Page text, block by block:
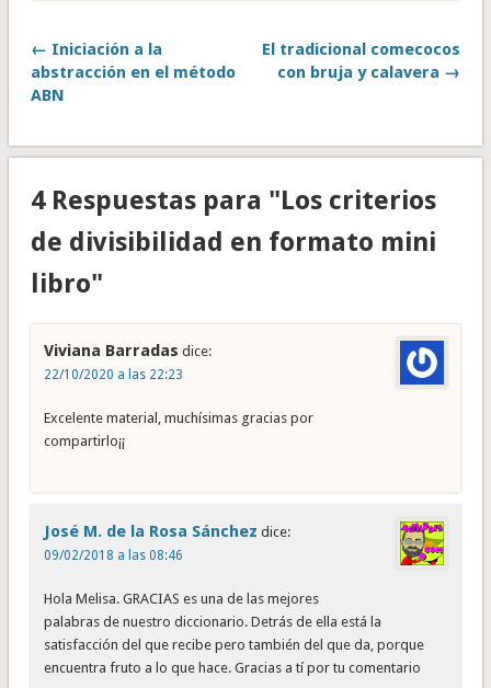
← Iniciación a la
abstracción en el método
ABN
El tradicional comecocos
con bruja y calavera →
4 Respuestas para "Los criterios
de divisibilidad en formato mini
libro"
Viviana Barradas dice:
22/10/2020 a las 22:23
Excelente material, muchísimas gracias por
compartirlo¡¡
José M. de la Rosa Sánchez dice:
09/02/2018 a las 08:46
Hola Melisa. GRACIAS es una de las mejores
palabras de nuestro diccionario. Detrás de ella está la
satisfacción del que recibe pero también del que da, porque
encuentra fruto a lo que hace. Gracias a tí por tu comentario